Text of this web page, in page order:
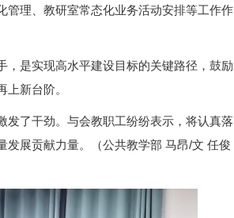
管理、教研室常态化业务活动安排等工作作
是实现高水平建设目标的关键路径，鼓励
新台阶。
发了干劲。与会教职工纷纷表示，将认真落
展贡献力量。（公共教学部 马昂/文 任俊